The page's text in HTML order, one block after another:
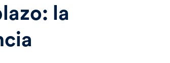
la